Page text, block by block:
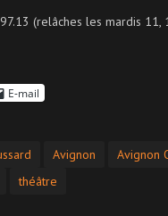
(relâches les mardis
E-mail
Avignon
Avignon
théâtre